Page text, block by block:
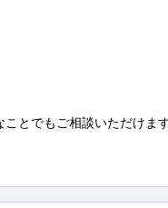
とでもご相談いただけます